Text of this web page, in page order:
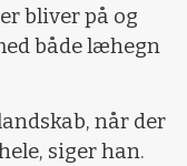
bliver på og
både læhegn
når der
siger han.